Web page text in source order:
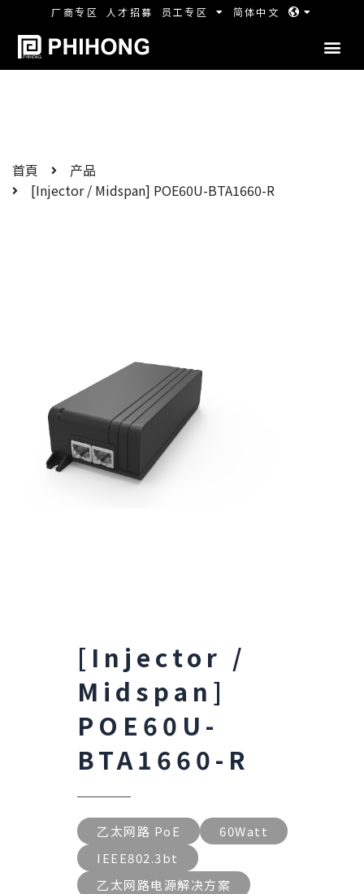
厂商专区 人才招募 员工专区 简体中文
首頁
产品
[Injector / Midspan] POE60U-BTA1660-R
[Injector /
Midspan]
POE60U-
BTA1660-R
乙太网路 PoE
60Watt
IEEE802.3bt
乙太网路电源解决方案